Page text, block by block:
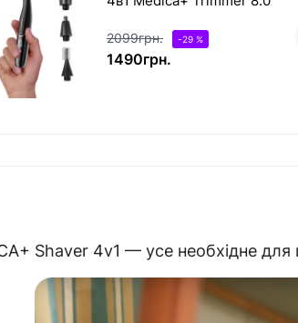
2099грн. -29 %
1490грн.
Shaver 4v1 — усе необхідне